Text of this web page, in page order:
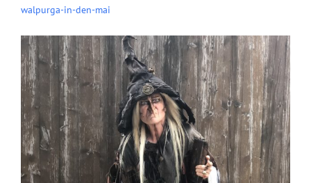
walpurga-in-den-mai